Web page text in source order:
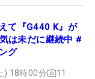
て『G440 K』が
は未だに継続中 #
グ
) 18時00分 11